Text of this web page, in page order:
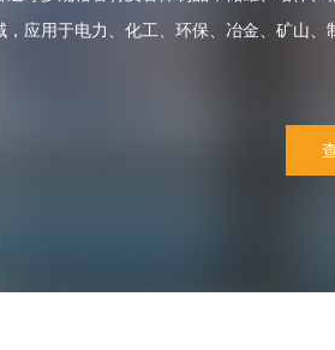
应用于电力、化工、环保、冶金、矿山、